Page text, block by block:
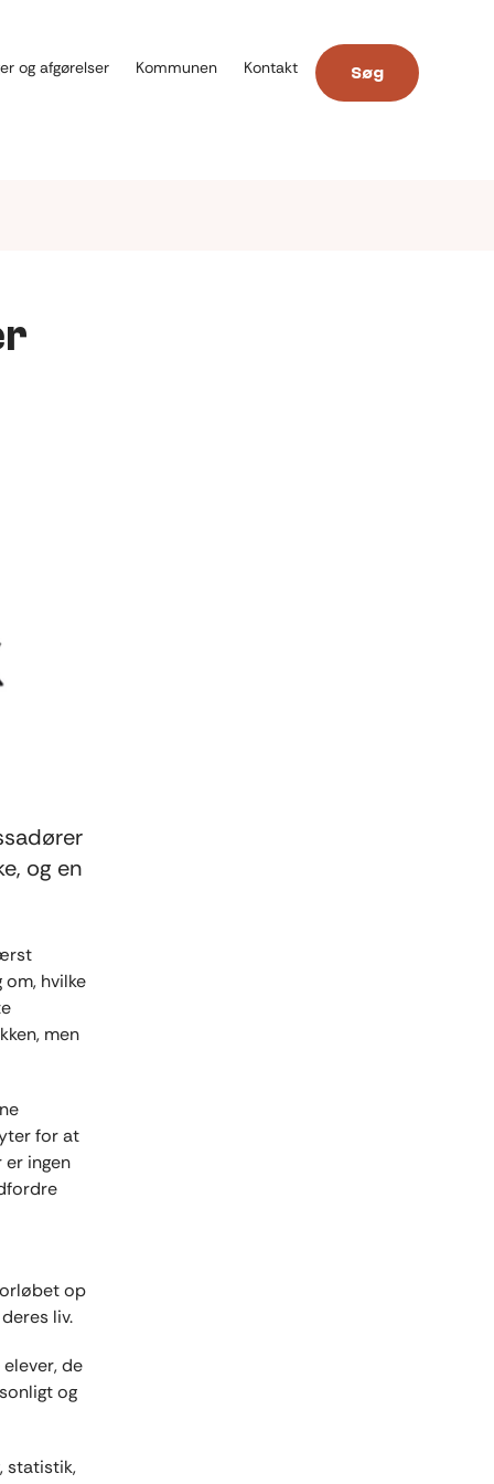
og afgørelser Kommunen Kontakt Søg
og en
hvilke
men
for at
er ingen
op
liv.
de
og
statistik,